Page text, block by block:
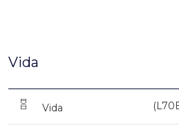
Vida
Vida